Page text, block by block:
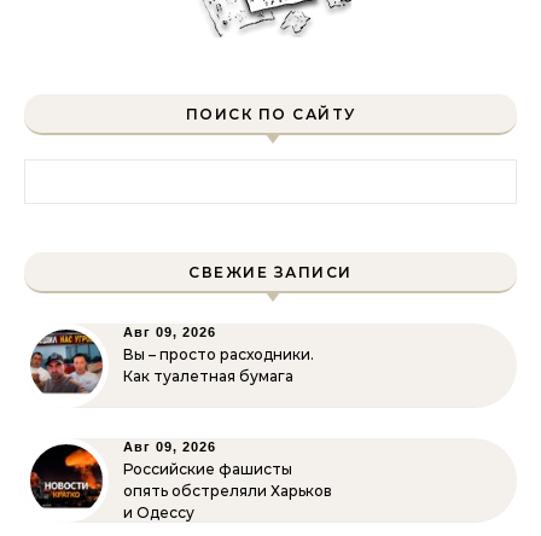
ПОИСК ПО САЙТУ
СВЕЖИЕ ЗАПИСИ
Авг 09, 2026
Вы – просто расходники.
Как туалетная бумага
Авг 09, 2026
Российские фашисты
опять обстреляли Харьков
и Одессу